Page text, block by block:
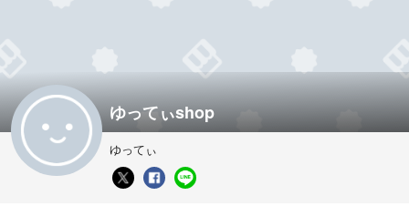
ゆってぃshop
ゆってぃ